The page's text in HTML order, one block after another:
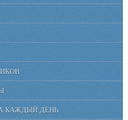
КАЖДЫЙ ДЕНЬ